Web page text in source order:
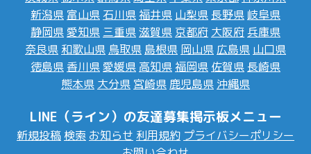
新潟県 富山県 石川県福井県 山梨県 長野県 岐阜県
静岡県愛知県 三重県滋賀県 京都府 大阪府 兵庫県
奈良県 和歌山県 鳥取県 島根県 岡山県 広島県 山口県
徳島県 香川県愛媛県 高知県福岡県 佐賀県 長崎県
熊本県 大分県 宮崎県 鹿児島県 沖縄県
LINE（ライン）の友達募集掲示板メニュー
新規投稿 検索 お知らせ 利用規約 プライバシーポリシー